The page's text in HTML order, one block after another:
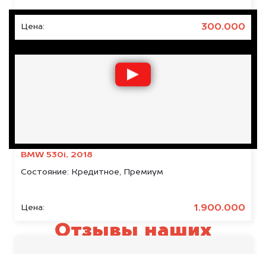
Цена: 300.000
BMW 530i, 2018
Состояние: Кредитное, Премиум
Цена: 1.900.000
Отзывы наших